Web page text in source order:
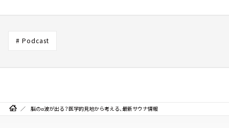
# Podcast
脳のα波が出る？医学的見地から考える、最新サウナ情報